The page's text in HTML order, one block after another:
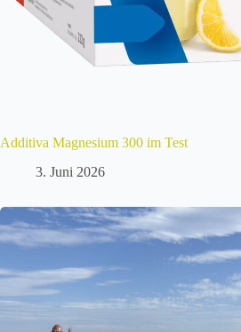
Additiva Magnesium 300 im Test
3. Juni 2026